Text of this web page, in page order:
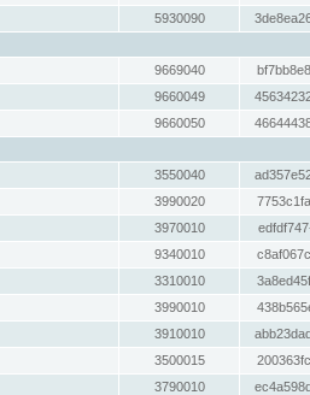
5930090
9669040
9660049
9660050
3550040
3990020
3970010
9340010
3310010
3990010
3910010
3500015
3790010